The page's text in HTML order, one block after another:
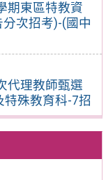
期東區特教資
次招考)-(國中
代理教師甄選
特殊教育科-7招